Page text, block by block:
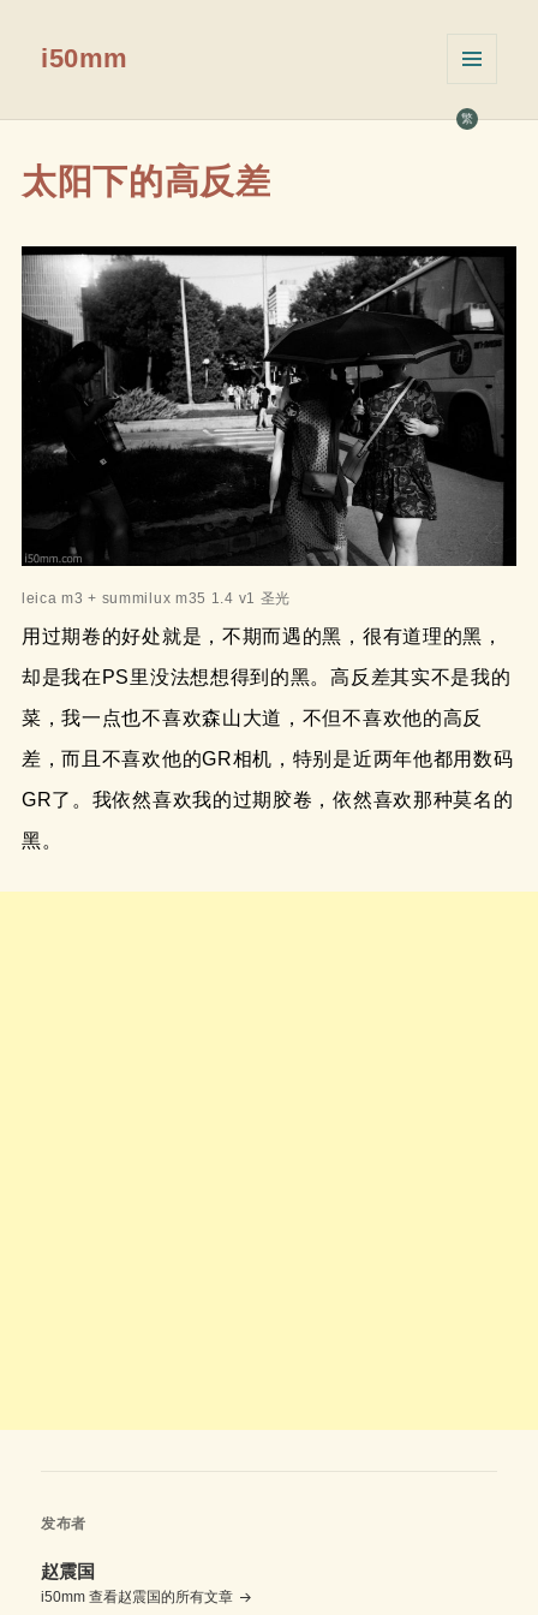
繁
i50mm
挂件
太阳下的高反差
leica m3 + summilux m35 1.4 v1 圣光
用过期卷的好处就是，不期而遇的黑，很有道理的黑，
却是我在PS里没法想想得到的黑。高反差其实不是我的
菜，我一点也不喜欢森山大道，不但不喜欢他的高反
差，而且不喜欢他的GR相机，特别是近两年他都用数码
GR了。我依然喜欢我的过期胶卷，依然喜欢那种莫名的
黑。
发布者
赵震国
i50mm查看赵震国的所有文章